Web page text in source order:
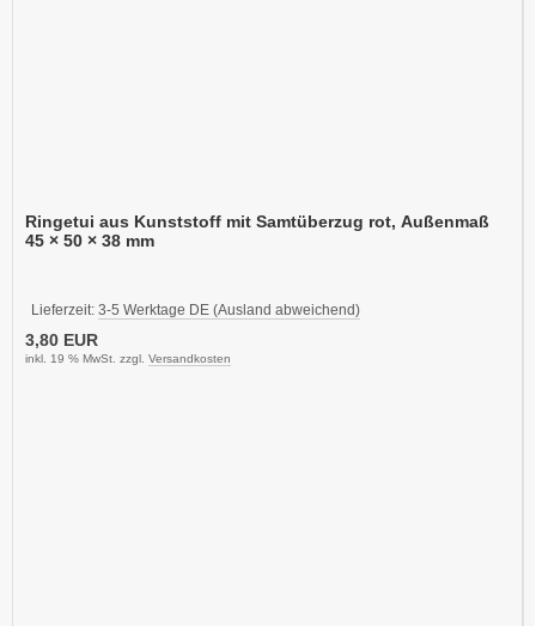
Ringetui aus Kunststoff mit Samtüberzug rot, Außenmaß
45 × 50 × 38 mm
Lieferzeit: 3-5 Werktage DE (Ausland abweichend)
3,80 EUR
inkl. 19 % MwSt. zzgl. Versandkosten